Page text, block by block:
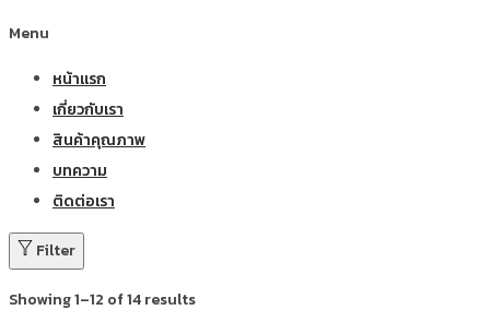
Menu
หน้าแรก
เกี่ยวกับเรา
สินค้าคุณภาพ
บทความ
ติดต่อเรา
Filter
Showing 1–12 of 14 results